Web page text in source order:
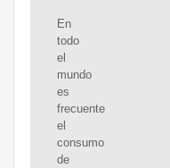
En
todo
el
mundo
es
frecuente
el
consumo
de